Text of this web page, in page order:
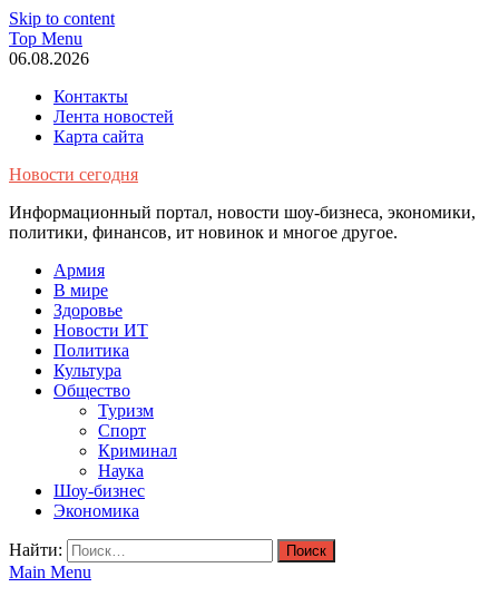
Skip to content
Top Menu
06.08.2026
Контакты
Лента новостей
Карта сайта
Новости сегодня
Информационный портал, новости шоу-бизнеса, экономики,
политики, финансов, ит новинок и многое другое.
Армия
В мире
Здоровье
Новости ИТ
Политика
Культура
Общество
Туризм
Спорт
Криминал
Наука
Шоу-бизнес
Экономика
Найти:
Main Menu